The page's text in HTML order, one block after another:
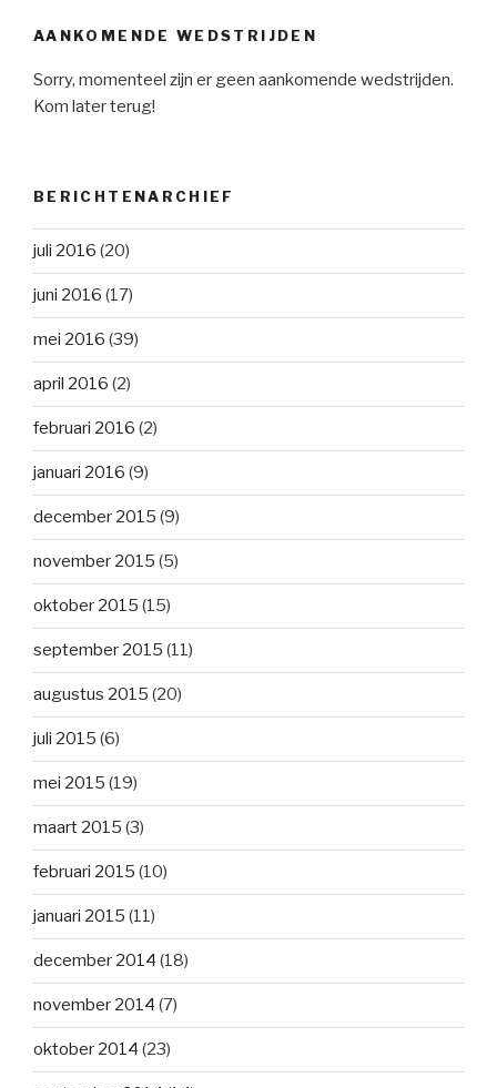
AANKOMENDE WEDSTRIJDEN
Sorry, momenteel zijn er geen aankomende wedstrijden.
Kom later terug!
BERICHTENARCHIEF
juli 2016 (20)
juni 2016 (17)
mei 2016 (39)
april 2016 (2)
februari 2016 (2)
januari 2016 (9)
december 2015 (9)
november 2015 (5)
oktober 2015 (15)
september 2015 (11)
augustus 2015 (20)
juli 2015 (6)
mei 2015 (19)
maart 2015 (3)
februari 2015 (10)
januari 2015 (11)
december 2014 (18)
november 2014 (7)
oktober 2014 (23)